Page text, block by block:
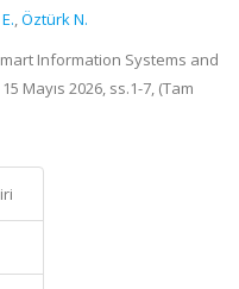
,Öztürk N.
Information Systems and
Mayıs 2026, ss.1-7, (Tam